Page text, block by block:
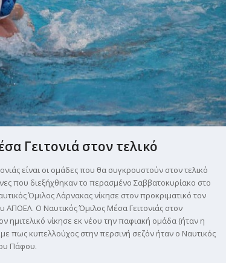
Γειτονιά στον τελικό
είναι οι ομάδες που θα συγκρουστούν στον τελικό
που διεξήχθηκαν το περασμένο Σαββατοκυρίακο στο
Όμιλος Λάρνακας νίκησε στον προκριματικό τον
ΑΠΟΕΛ. Ο Ναυτικός Όμιλος Μέσα Γειτονιάς στον
ημιτελικό νίκησε εκ νέου την παφιακή ομάδα (ήταν η
πως κυπελλούχος στην περσινή σεζόν ήταν ο Ναυτικός
Πάφου.